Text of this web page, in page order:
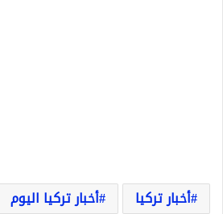
أخبار تركيا
أخبار تركيا اليوم